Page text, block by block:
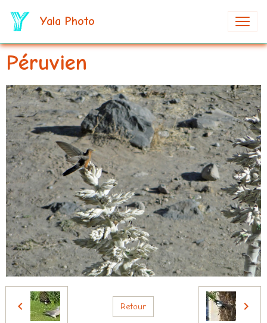
Yala Photo
Péruvien
Retour